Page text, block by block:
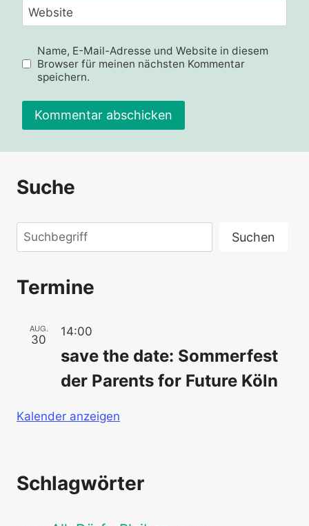
Website
Name, E-Mail-Adresse und Website in diesem
Browser für meinen nächsten Kommentar
speichern.
Suche
Suchen Suchen
Termine
AUG.
30
14:00
save the date: Sommerfest
der Parents for Future Köln
Kalender anzeigen
Schlagwörter